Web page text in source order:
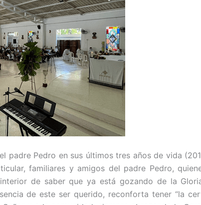
padre Pedro en sus últimos tres años de vida
familiares y amigos del padre Pedro,
de saber que ya está gozando de la
de este ser querido, reconforta tener “la